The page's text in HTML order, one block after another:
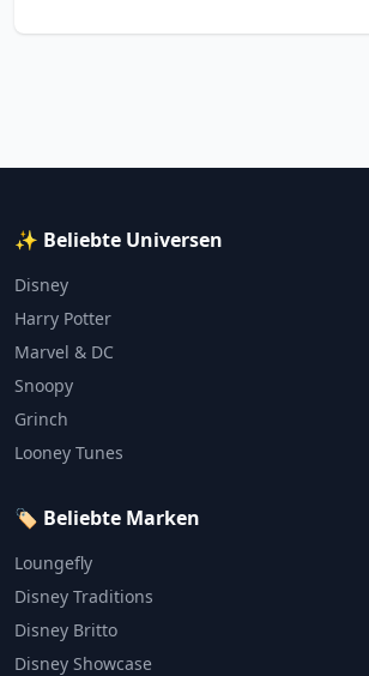
✨ Beliebte Universen
Disney
Harry Potter
Marvel & DC
Snoopy
Grinch
Looney Tunes
🏷️ Beliebte Marken
Loungefly
Disney Traditions
Disney Britto
Disney Showcase